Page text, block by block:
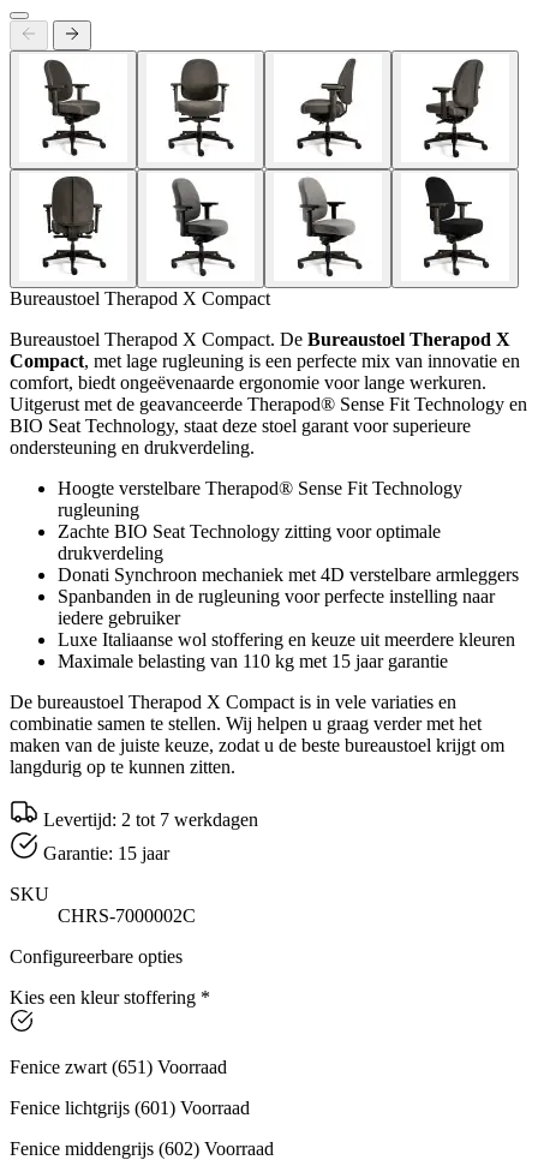
Bureaustoel Therapod X Compact
Bureaustoel Therapod X Compact. De Bureaustoel Therapod X
Compact, met lage rugleuning is een perfecte mix van innovatie en
comfort, biedt ongeëvenaarde ergonomie voor lange werkuren.
Uitgerust met de geavanceerde Therapod® Sense Fit Technology en
BIO Seat Technology, staat deze stoel garant voor superieure
ondersteuning en drukverdeling.
Hoogte verstelbare Therapod® Sense Fit Technology
rugleuning
Zachte BIO Seat Technology zitting voor optimale
drukverdeling
Donati Synchroon mechaniek met 4D verstelbare armleggers
Spanbanden in de rugleuning voor perfecte instelling naar
iedere gebruiker
Luxe Italiaanse wol stoffering en keuze uit meerdere kleuren
Maximale belasting van 110 kg met 15 jaar garantie
De bureaustoel Therapod X Compact is in vele variaties en
combinatie samen te stellen. Wij helpen u graag verder met het
maken van de juiste keuze, zodat u de beste bureaustoel krijgt om
langdurig op te kunnen zitten.
Levertijd: 2 tot 7 werkdagen
Garantie: 15 jaar
SKU
CHRS-7000002C
Configureerbare opties
Kies een kleur stoffering *
Fenice zwart (651) Voorraad
Fenice lichtgrijs (601) Voorraad
Fenice middengrijs (602) Voorraad